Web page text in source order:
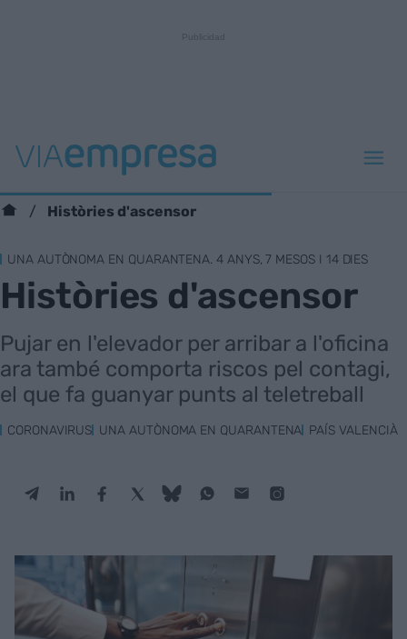
Històries d'ascensor
UNA AUTÒNOMA EN QUARANTENA. 4 ANYS, 7 MESOS I 14 DIES
Històries d'ascensor
Pujar en l'elevador per arribar a l'oficina
ara també comporta riscos pel contagi,
el que fa guanyar punts al teletreball
CORONAVIRUS UNA AUTÒNOMA EN QUARANTENA PAÍS VALENCIÀ